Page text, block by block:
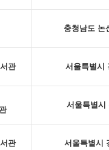
충청남도 논
관 서울특별시
서울특별시
관 서울특별시